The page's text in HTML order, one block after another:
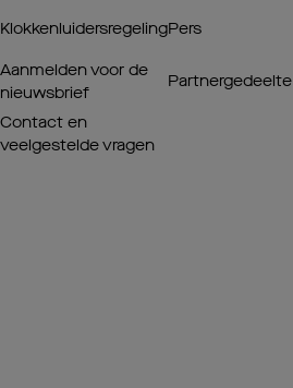
KlokkenluidersregelingPers
Aanmelden voor de
nieuwsbrief
Partnergedeelte
Contact en
veelgestelde vragen